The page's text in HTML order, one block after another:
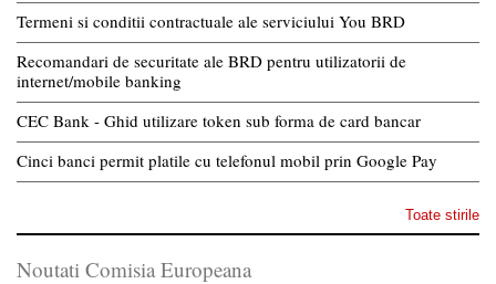
Termeni si conditii contractuale ale serviciului You BRD
Recomandari de securitate ale BRD pentru utilizatorii de
internet/mobile banking
CEC Bank - Ghid utilizare token sub forma de card bancar
Cinci banci permit platile cu telefonul mobil prin Google Pay
Toate stirile
Noutati Comisia Europeana